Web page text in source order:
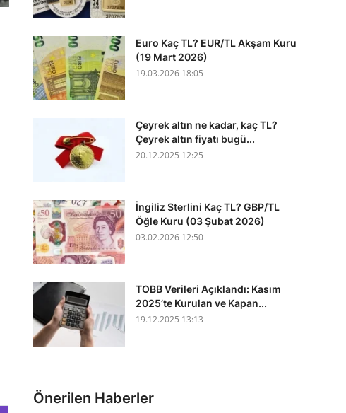
Euro Kaç TL? EUR/TL Akşam Kuru
(19 Mart 2026)
19.03.2026 18:05
Çeyrek altın ne kadar, kaç TL?
Çeyrek altın fiyatı bugü...
20.12.2025 12:25
İngiliz Sterlini Kaç TL? GBP/TL
Öğle Kuru (03 Şubat 2026)
03.02.2026 12:50
TOBB Verileri Açıklandı: Kasım
2025’te Kurulan ve Kapan...
19.12.2025 13:13
Önerilen Haberler